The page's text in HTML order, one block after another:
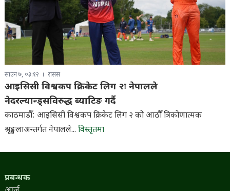
साउन ७, ०३:१२ रासस
आइसिसी विश्वकप क्रिकेट लिग २ः नेपालले
नेदरल्यान्ड्सविरुद्ध ब्याटिङ गर्दै
काठमाडौँ: आइसिसी विश्वकप क्रिकेट लिग २ को आठौँ त्रिकोणात्मक
श्रृङ्खलाअन्तर्गत नेपालले... विस्तृतमा
प्रबन्धक